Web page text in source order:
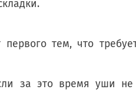
тем, что
за это время уши